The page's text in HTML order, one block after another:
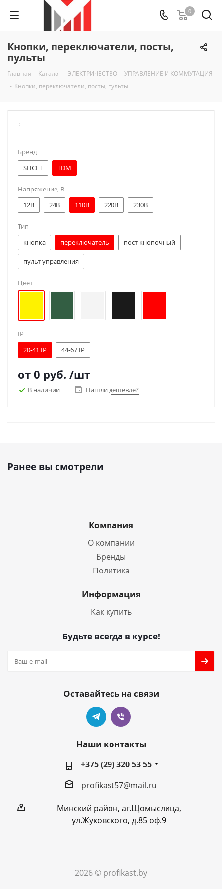
0
Кнопки, переключатели, посты,
пульты
Главная - Каталог - ЭЛЕКТРИЧЕСТВО - УПРАВЛЕНИЕ И КОММУТАЦИЯ
- Кнопки, переключатели, посты, пульты
:
Бренд
SHCET
TDM
Напряжение, В
12В
24В 110В 220В 230В
Тип
кнопка
переключатель пост кнопочный
пульт управления
Цвет
IP
20-41 IP
44-67 IP
от 0 руб. /шт
В наличии Нашли дешевле?
Ранее вы смотрели
Компания
О компании
Бренды
Политика
Информация
Как купить
Будьте всегда в курсе!
Оставайтесь на связи
Наши контакты
+375 (29) 320 53 55
profikast57@mail.ru
Минский район, аг.Щомыслица,
ул.Жуковского, д.85 оф.9
2026 © profikast.by